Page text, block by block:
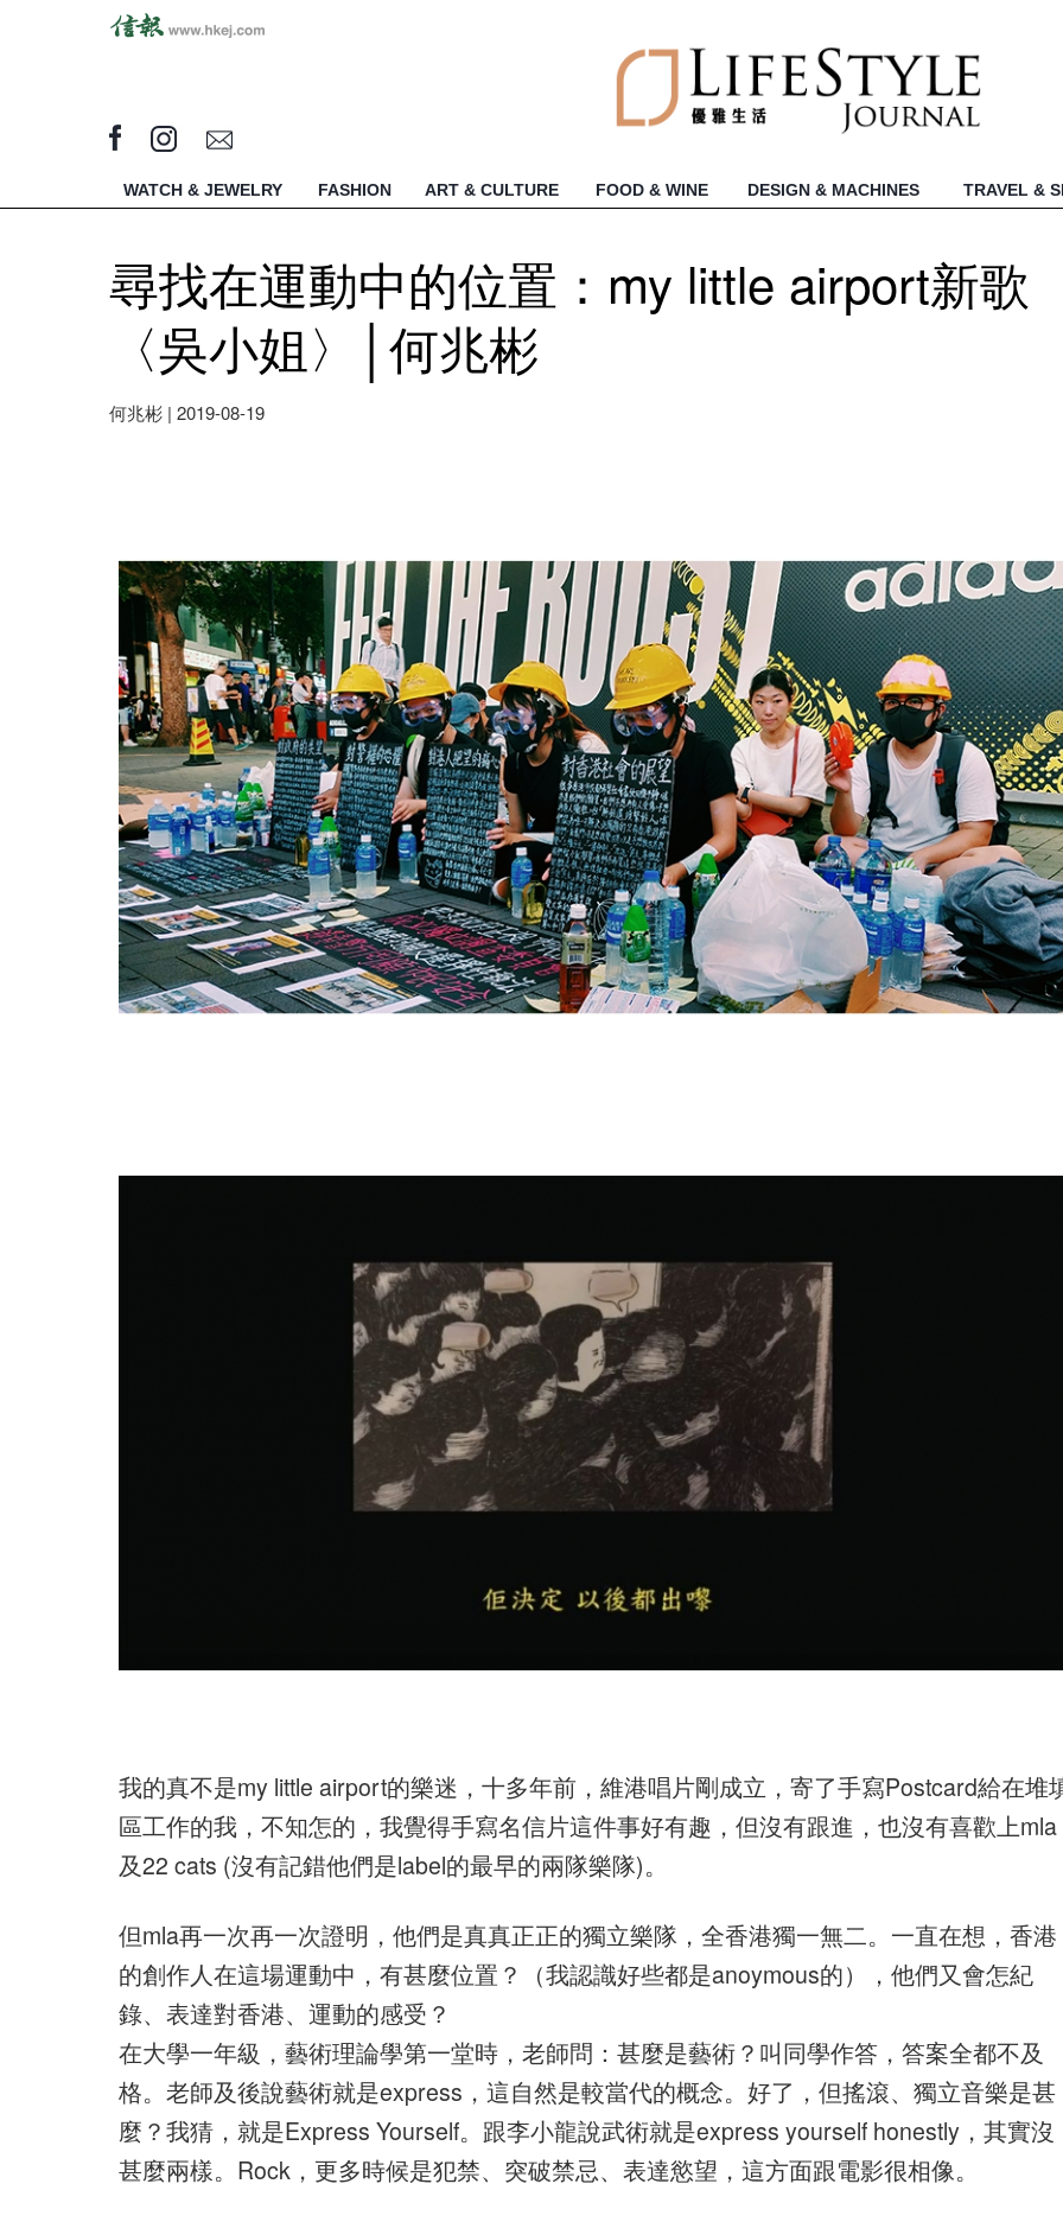
WATCH & JEWELRY FASHION ART & CULTURE FOOD & WINE DESIGN & MACHINES TRAVEL &
尋找在運動中的位置：my little airport新歌
〈吳小姐〉│何兆彬
何兆彬 | 2019-08-19
我的真不是my little airport的樂迷，十多年前，維港唱片剛成立，寄了手寫Postcard給在堆
區工作的我，不知怎的，我覺得手寫名信片這件事好有趣，但沒有跟進，也沒有喜歡上mla
及22 cats (沒有記錯他們是label的最早的兩隊樂隊)。
但mla再一次再一次證明，他們是真真正正的獨立樂隊，全香港獨一無二。一直在想，香港
的創作人在這場運動中，有甚麼位置？（我認識好些都是anoymous的），他們又會怎紀
錄、表達對香港、運動的感受？
在大學一年級，藝術理論學第一堂時，老師問：甚麼是藝術？叫同學作答，答案全都不及
格。老師及後說藝術就是express，這自然是較當代的概念。好了，但搖滾、獨立音樂是甚
麼？我猜，就是Express Yourself。跟李小龍說武術就是express yourself honestly，其實沒
甚麼兩樣。Rock，更多時候是犯禁、突破禁忌、表達慾望，這方面跟電影很相像。